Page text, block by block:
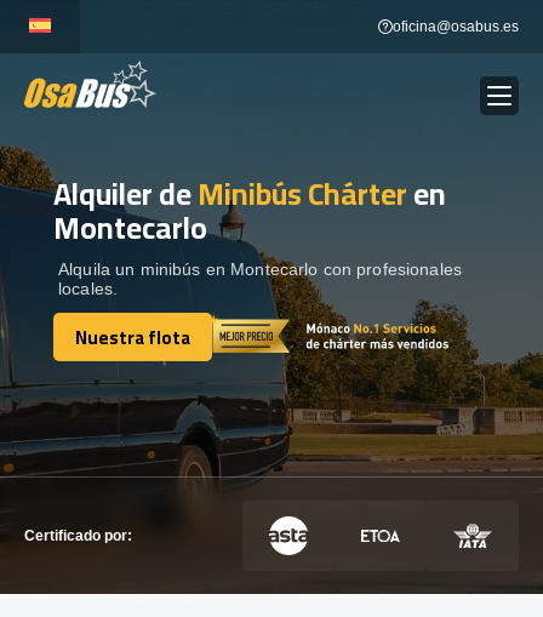
content
oficina@osabus.es
ALQUILER DE AUTOCARES Show dropdown
DESTINOS
RECORRIDAS Show dropdown
Alquiler deMinibús Chárteren
Montecarlo
Alquila un minibús en Montecarlo con profesionales
locales.
Nuestra flota
Nuestra flota
Certificado por: